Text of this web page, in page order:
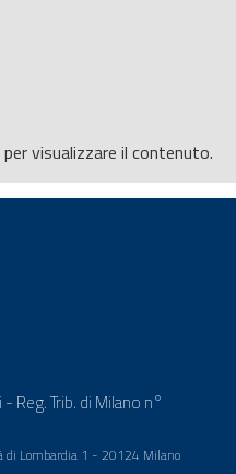
visualizzare il contenuto.
Trib. di Milano n°
di Lombardia 1 - 20124 Milano